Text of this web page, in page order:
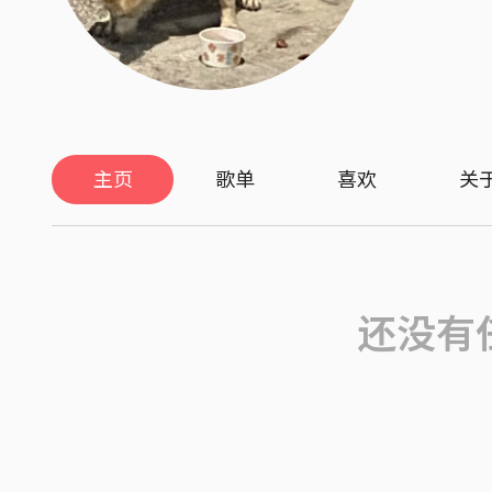
主页 歌单 喜欢 关
还没有